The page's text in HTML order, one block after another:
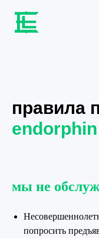
правила
мы не
попросить